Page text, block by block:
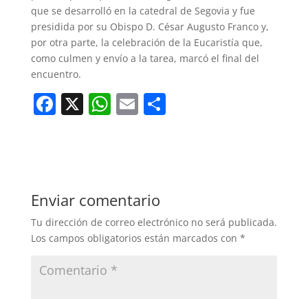
que se desarrolló en la catedral de Segovia y fue
presidida por su Obispo D. César Augusto Franco y,
por otra parte, la celebración de la Eucaristía que,
como culmen y envío a la tarea, marcó el final del
encuentro.
F
b
o
o
X W
A
p
p
E C
tir
Enviar comentario
Tu dirección de correo electrónico no será publicada.
Los campos obligatorios están marcados con *